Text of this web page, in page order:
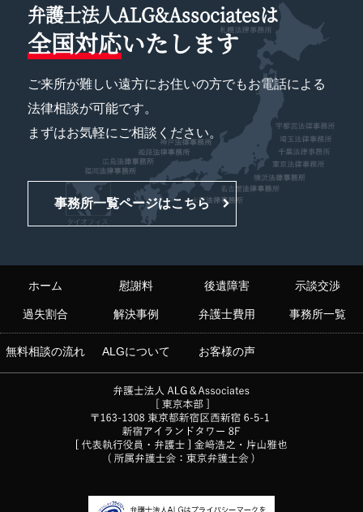
弁護士法人ALG&Associatesは
全国対応いたします
ご来所が難しい遠方にお住いの方でもお電話による
法律相談が可能です。
まずはお気軽にご相談ください。
事務所一覧ページはこちら
ホーム 慰謝料 後遺障害 示談交渉
過失割合 解決事例 弁護士費用 事務所一覧
無料相談の流れ ALGについて お客様の声